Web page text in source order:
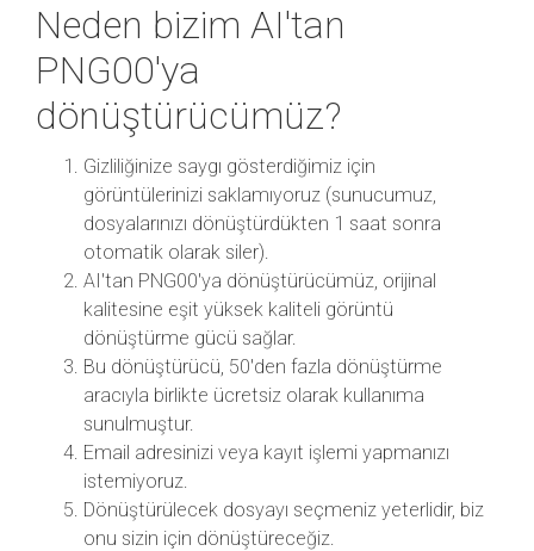
Neden bizim AI'tan
PNG00'ya
dönüştürücümüz?
Gizliliğinize saygı gösterdiğimiz için
görüntülerinizi saklamıyoruz (sunucumuz,
dosyalarınızı dönüştürdükten 1 saat sonra
otomatik olarak siler).
AI'tan PNG00'ya dönüştürücümüz, orijinal
kalitesine eşit yüksek kaliteli görüntü
dönüştürme gücü sağlar.
Bu dönüştürücü, 50'den fazla dönüştürme
aracıyla birlikte ücretsiz olarak kullanıma
sunulmuştur.
Email adresinizi veya kayıt işlemi yapmanızı
istemiyoruz.
Dönüştürülecek dosyayı seçmeniz yeterlidir, biz
onu sizin için dönüştüreceğiz.